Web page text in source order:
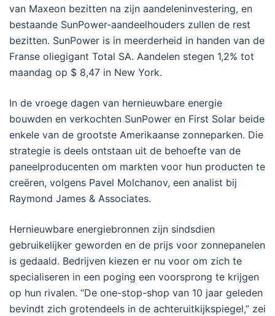
van Maxeon bezitten na zijn aandeleninvestering, en
bestaande SunPower-aandeelhouders zullen de rest
bezitten. SunPower is in meerderheid in handen van de
Franse oliegigant Total SA. Aandelen stegen 1,2% tot
maandag op $ 8,47 in New York.
In de vroege dagen van hernieuwbare energie
bouwden en verkochten SunPower en First Solar beide
enkele van de grootste Amerikaanse zonneparken. Die
strategie is deels ontstaan ​​uit de behoefte van de
paneelproducenten om markten voor hun producten te
creëren, volgens Pavel Molchanov, een analist bij
Raymond James & Associates.
Hernieuwbare energiebronnen zijn sindsdien
gebruikelijker geworden en de prijs voor zonnepanelen
is gedaald. Bedrijven kiezen er nu voor om zich te
specialiseren in een poging een voorsprong te krijgen
op hun rivalen. “De one-stop-shop van 10 jaar geleden
bevindt zich grotendeels in de achteruitkijkspiegel,” zei